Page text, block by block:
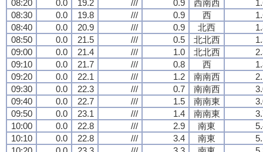
08:20
0.0 19.2 /// 0.9 西南西
08:30
0.0 19.8 /// 0.9 西
08:40
0.0 20.9 /// 0.9 北西
08:50
0.0 21.5 /// 0.5 北北西
09:00
0.0 21.4 /// 1.0 北北西
09:10
0.0 21.7 /// 0.8 西
09:20
0.0 22.1 /// 1.2 南南西
09:30
0.0 22.3 /// 0.7 南南西
09:40
0.0 22.7 /// 1.5 南南東
09:50
0.0 23.1 /// 1.4 南南東
10:00
0.0 22.8 /// 2.9 南東
10:10
0.0 22.8 /// 3.4 南東